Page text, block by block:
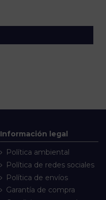
Información legal
Política ambiental
Política de redes sociales
Política de envíos
Garantía de compra